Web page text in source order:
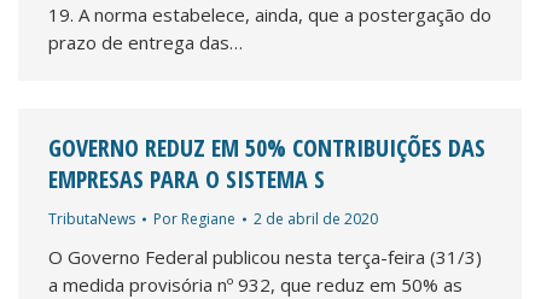
19. A norma estabelece, ainda, que a postergação do
prazo de entrega das…
GOVERNO REDUZ EM 50% CONTRIBUIÇÕES DAS
EMPRESAS PARA O SISTEMA S
TributaNews Por Regiane 2 de abril de 2020
O Governo Federal publicou nesta terça-feira (31/3)
a medida provisória nº 932, que reduz em 50% as